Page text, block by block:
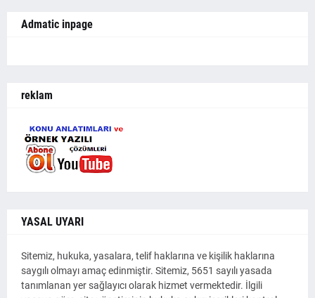
Admatic inpage
reklam
YASAL UYARI
Sitemiz, hukuka, yasalara, telif haklarına ve kişilik haklarına
saygılı olmayı amaç edinmiştir. Sitemiz, 5651 sayılı yasada
tanımlanan yer sağlayıcı olarak hizmet vermektedir. İlgili